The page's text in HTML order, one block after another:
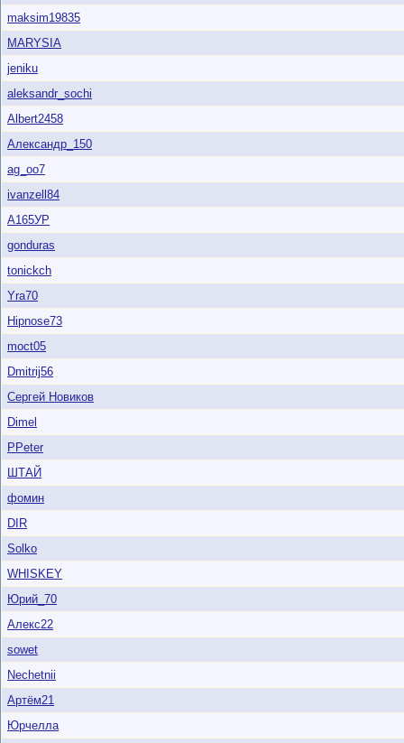
maksim19835
MARYSIA
jeniku
aleksandr_sochi
Albert2458
Александр_150
ag_oo7
ivanzell84
А165УР
gonduras
tonickch
Yra70
Hipnose73
moct05
Dmitrij56
Сергей Новиков
Dimel
PPeter
ШТАЙ
фомин
DIR
Solko
WHISKEY
Юрий_70
Алекс22
sowet
Nechetnii
Артём21
Юрчелла